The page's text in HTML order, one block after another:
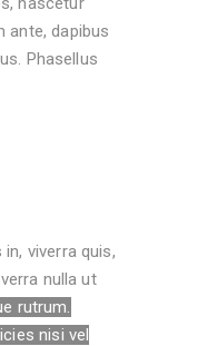
ante, dapibus
Phasellus
viverra quis,
nulla ut
rutrum.
nisi vel